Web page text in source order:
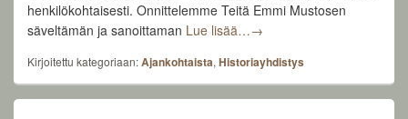
henkilökohtaisesti. Onnittelemme Teitä Emmi Mustosen
säveltämän ja sanoittaman Lue lisää…Parhaat onnittelumme
→
Kirjoitettu kategoriaan:Ajankohtaista, Historiayhdistys